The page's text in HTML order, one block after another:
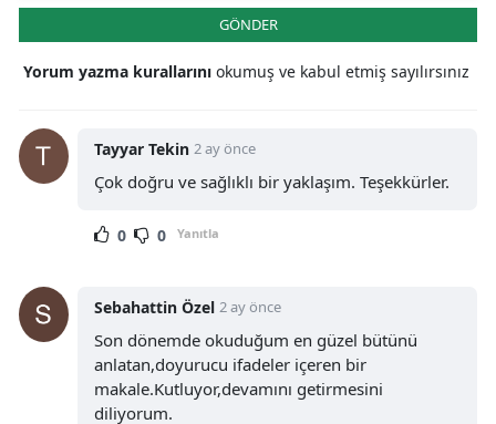
GÖNDER
Yorum yazma kurallarını okumuş ve kabul etmiş sayılırsınız
Tayyar Tekin 2 ay önce
Çok doğru ve sağlıklı bir yaklaşım. Teşekkürler.
0 0 Yanıtla
Sebahattin Özel 2 ay önce
Son dönemde okuduğum en güzel bütünü
anlatan,doyurucu ifadeler içeren bir
makale.Kutluyor,devamını getirmesini
diliyorum.